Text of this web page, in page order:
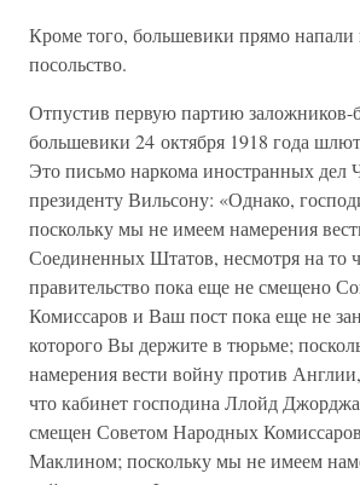
Кроме того, большевики прямо
посольство.
Отпустив первую партию заложников-
большевики 24 октября 1918 года
Это письмо наркома иностранных дел
президенту Вильсону: «Однако,
поскольку мы не имеем намерения
Соединенных Штатов, несмотря на то
правительство пока еще не смещено
Комиссаров и Ваш пост пока еще не
которого Вы держите в тюрьме;
намерения вести войну против
что кабинет господина Ллойд
смещен Советом Народных Комиссаров
Маклином; поскольку мы не имеем